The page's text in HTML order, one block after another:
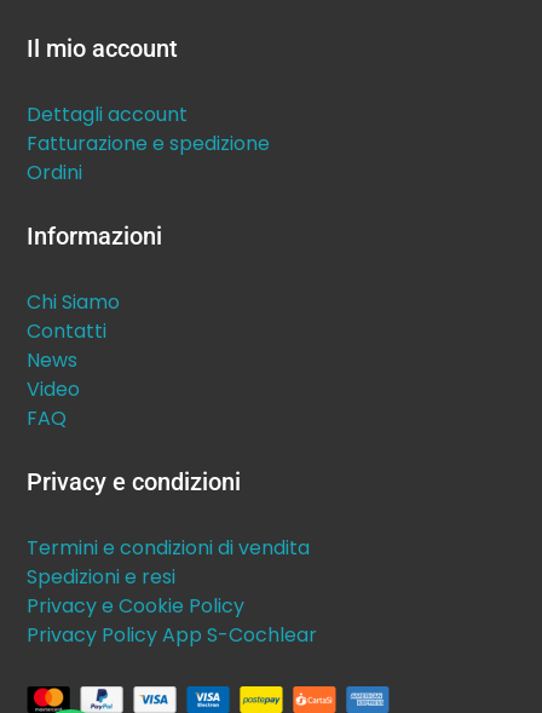
Il mio account
Dettagli account
Fatturazione e spedizione
Ordini
Informazioni
Chi Siamo
Contatti
News
Video
FAQ
Privacy e condizioni
Termini e condizioni di vendita
Spedizioni e resi
Privacy e Cookie Policy
Privacy Policy App S-Cochlear